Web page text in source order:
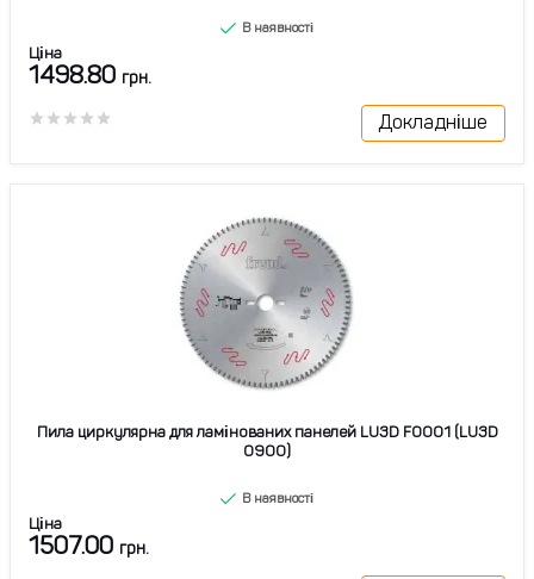
В наявності
Ціна
1498.80 грн.
Докладніше
Пила циркулярна для ламінованих панелей LU3D F0001 (LU3D
0900)
В наявності
Ціна
1507.00 грн.